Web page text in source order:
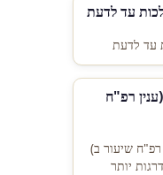
רפ"ח
רפ"ח שיעור ב)
יותר